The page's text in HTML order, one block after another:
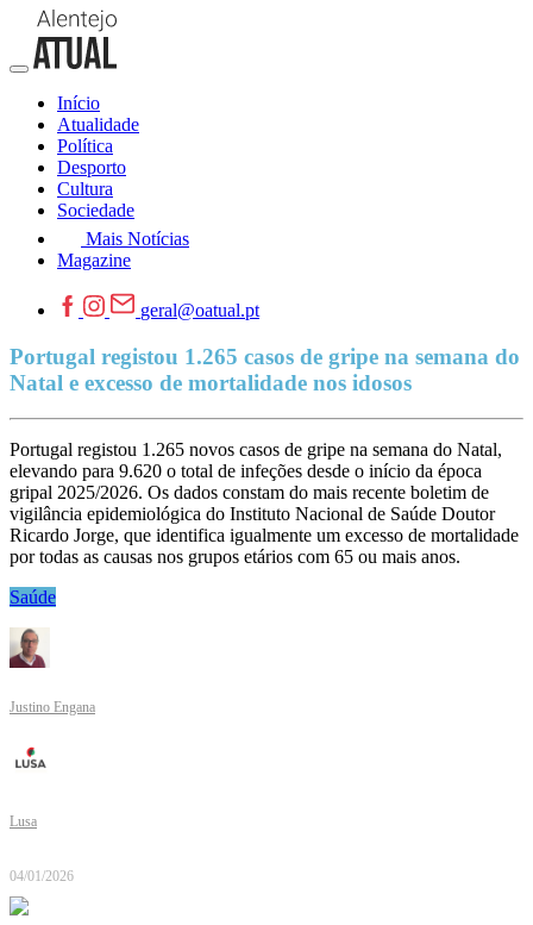
Início
Atualidade
Política
Desporto
Cultura
Sociedade
Mais Notícias
Magazine
geral@oatual.pt
Portugal registou 1.265 casos de gripe na semana do
Natal e excesso de mortalidade nos idosos
Portugal registou 1.265 novos casos de gripe na semana do Natal,
elevando para 9.620 o total de infeções desde o início da época
gripal 2025/2026. Os dados constam do mais recente boletim de
vigilância epidemiológica do Instituto Nacional de Saúde Doutor
Ricardo Jorge, que identifica igualmente um excesso de mortalidade
por todas as causas nos grupos etários com 65 ou mais anos.
Saúde
Justino Engana
Lusa
04/01/2026